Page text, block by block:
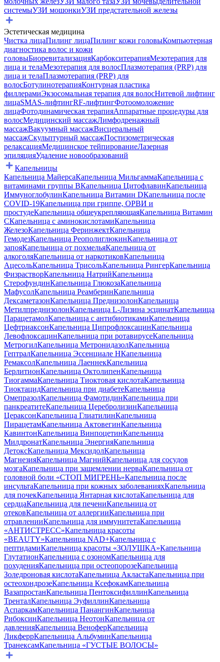
системыУЗИ мошонкиУЗИ предстательной железы
Эстетическая медицина
Чистка лицаПилинг лицаПилинг кожи головыКомпьютерная
диагностика волос и кожи
головыБиоревитализацияКарбокситерапияМезотерапия для
лица и телаМезотерапия для волосПлазмотерапия (PRP) для
лица и телаПлазмотерапия (PRP) для
волосБотулинотерапияКонтурная пластика
филлерамиЭкзосомальная терапия для волосНитевой лифтинг
лицаSMAS-лифтингRF-лифтингФотоомоложение
лицаФотодинамическая терапияАппаратные процедуры для
волосМедицинский массажЛимфодренажный
массажВакуумный массажВисцеральный
массажСкульптурный массажПостизометрическая
релаксацияМедицинское тейпированиеЛазерная
эпиляцияУдаление новообразований
Капельницы
Капельница МайерсаКапельница МильгаммаКапельница с
витаминами группы BКапельница ЦитофлавинКапельница
ИммуноглобулинКапельница Витамин DКапельница после
COVID-19Капельница при гриппе, ОРВИ и
простудеКапельница общеукрепляющаяКапельница Витамин
CКапельница с аминокислотамиКапельница
ЖелезоКапельница ФеринжектКапельница
ГемодезКапельница РеополиглюкинКапельница от
запояКапельница от похмельяКапельница от
алкоголяКапельница от наркотиковКапельница
АцесольКапельница ТрисольКапельница РингерКапельница
ФизрастворКапельница НатрийКапельница
СтерофундинКапельница ГлюкозаКапельница
МафусолКапельница РеамберинКапельница
ДексаметазонКапельница ПреднизолонКапельница
МетилпреднизолонКапельница L-Лизина эсцинатКапельница
ПарацетамолКапельница с антибиотикамиКапельница
ЦефтриаксонКапельница ЦипрофлоксацинКапельница
ЛевофлоксацинКапельница при ротавирусеКапельница
МетрогилКапельница МетронидазолКапельница
ГептралКапельница Эссенциале НКапельница
РемаксолКапельница ЛаеннекКапельница
БерлитионКапельница ОктолипенКапельница
ТиогаммаКапельница Тиоктовая кислотаКапельница
ТиоктацидКапельница при диабетеКапельница
ОмепразолКапельница ФамотидинКапельница при
панкреатитеКапельница ЦеребролизинКапельница
ЦераксонКапельница ГлиатилинКапельница
ПирацетамКапельница АктовегинКапельница
КавинтонКапельница ВинпоцетинКапельница
МилдронатКапельница ЭнергияКапельница
ДетоксКапельница МексидолКапельница
МагнезияКапельница МагнийКапельница для сосудов
мозгаКапельница при защемлении нерваКапельница от
головной боли «СТОП МИГРЕНЬ»Капельница после
инсультаКапельница при кожных заболеванияхКапельница
для почекКапельница Янтарная кислотаКапельница для
сердцаКапельница для печениКапельница от
отековКапельница от аллергииКапельница при
отравленииКапельница для иммунитетаКапельница
«АНТИСТРЕСС»Капельница красоты
«BEAUTY»Капельница NAD+Капельница с
пептидамиКапельница красоты «ЗОЛУШКА»Капельница
ГлутатионКапельница с озономКапельница для
похуденияКапельница при остеопорозеКапельница
Золедроновая кислотаКапельница АкластаКапельница при
остеохондрозеКапельница КсефокамКапельница
ВазапростанКапельница ПентоксифиллинКапельница
ТренталКапельница ЭуфиллинКапельница
АспаркамКапельница ПанангинКапельница
РибоксинКапельница НеотонКапельница от
давленияКапельница ВеноферКапельница
ЛикферрКапельница АльбуминКапельница
ТранексамКапельница «ГУСТЫЕ ВОЛОСЫ»